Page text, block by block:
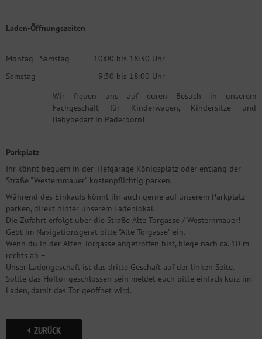
Laden-Öffnungszeiten
Montag - Samstag
10:00 bis 18:30 Uhr
Samstag
9:30 bis 18:00 Uhr
Wir freuen uns auf euren Besuch in unserem
Fachgeschäft für Kinderwagen, Kindersitze und
Babybedarf in Paderborn!
Parkplatz
Ihr könnt bequem in der Tiefgarage Königsplatz oder entlang der
Straße "Westernmauer" kostenpflichtig parken.
Während des Einkaufs könnt ihr auch gerne auf unserem Parkplatz
parken, direkt hinter unserem Ladenlokal.
Die Zufahrt erfolgt über die Straße Alte Torgasse / Westernmauer!
Gebt im Navigationsgerät bitte "Alte Torgasse" ein.
Wenn du in der Alten Torgasse angetroffen bist, biege nach ca. 10 m
rechts ab –
Unser Ladengeschäft ist das dritte Geschäft auf der linken Seite.
Sollte das Hoftor geschlossen sein meldet euch bitte einfach kurz im
Laden, damit das Tor geöffnet wird.
ZURÜCK